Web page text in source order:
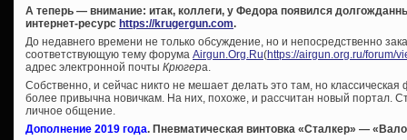
А теперь — внимание: итак, коллеги, у Федора появился
интернет-ресурс https://krugergun.com.
До недавнего времени не только обсуждение, но и непосредственно
соответствующую тему форума Airgun.Org.Ru(https://airgun.org.ru/forum/
адрес электронной почты Крюгера.
Собственно, и сейчас никто не мешает делать это там, но
более привычна новичкам. На них, похоже, и рассчитан новый портал.
личное общение.
Дополнение 2019 года. Пневматическая винтовка «Сталкер» —